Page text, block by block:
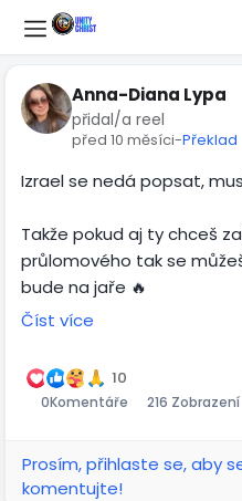
Anna-Diana Lypa
přidal/a reel
před 10 měsíci-Překlad
Izrael se nedá popsat,
Takže pokud aj ty chceš
průlomového tak se
bude na jaře 🔥
Číst více
10
0Komentáře 216 Zobrazení
Prosím, přihlaste se, aby
komentujte!